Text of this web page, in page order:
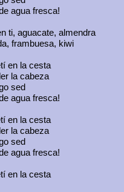
agua fresca!
ti, aguacate, almendra
frambuesa, kiwi
en la cesta
la cabeza
sed
agua fresca!
en la cesta
la cabeza
sed
agua fresca!
en la cesta